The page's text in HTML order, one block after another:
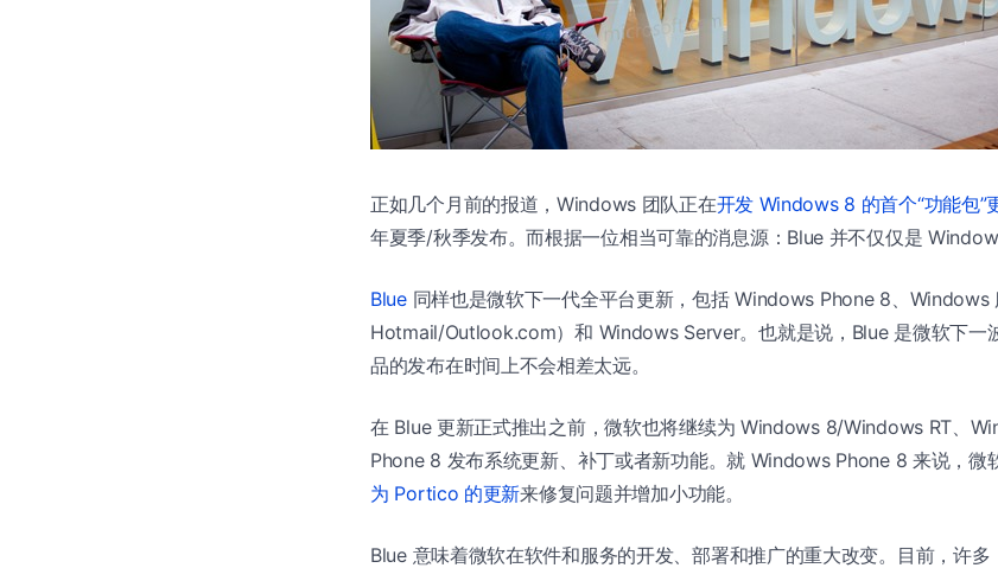
正如几个月前的报道，Windows 团队正在开发 Windows 8 的首个“功能包”
年夏季/秋季发布。而根据一位相当可靠的消息源：Blue 并不仅仅是
Blue同样也是微软下一代全平台更新，包括 Windows Phone 8、Windows
Hotmail/Outlook.com）和 Windows Server。也就是说，Blue 是微软下一
品的发布在时间上不会相差太远。
在 Blue 更新正式推出之前，微软也将继续为 Windows 8/Windows RT、
Phone 8 发布系统更新、补丁或者新功能。就 Windows Phone 8 来说，微
为 Portico 的更新来修复问题并增加小功能。
Blue 意味着微软在软件和服务的开发、部署和推广的重大改变。目前，许多